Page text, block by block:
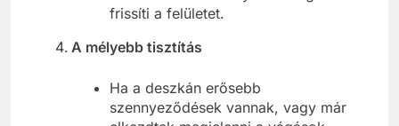
frissíti a felületet.
A mélyebb tisztítás
Ha a deszkán erősebb
szennyeződések vannak, vagy már